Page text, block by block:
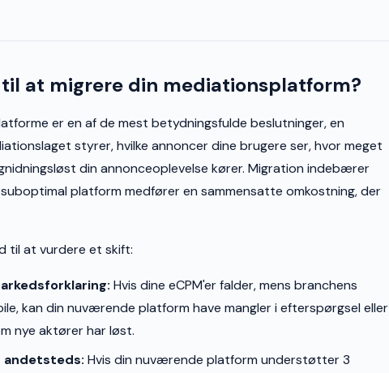
at migrere din mediationsplatform?
er en af de mest betydningsfulde beslutninger, en
styrer, hvilke annoncer dine brugere ser, hvor meget
din annonceoplevelse kører. Migration indebærer
platform medfører en sammensatte omkostning, der
til at vurdere et skift:
Hvis dine eCPM'er falder, mens branchens
kan din nuværende platform have mangler i efterspørgsel eller
nye aktører har løst.
Hvis din nuværende platform understøtter 3